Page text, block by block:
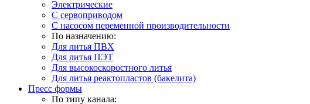
Электрические
С сервоприводом
С насосом переменной производительности
По назначению:
Для литья ПВХ
Для литья ПЭТ
Для высокоскоростного литья
Для литья реактопластов (бакелита)
Пресс формы
По типу канала: